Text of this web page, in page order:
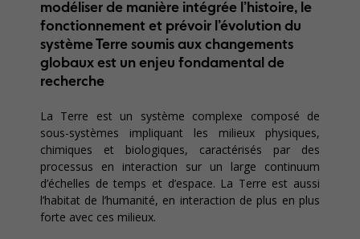
modéliser de manière intégrée l’histoire, le
fonctionnement et prévoir l’évolution du
système Terre soumis aux changements
globaux est un enjeu fondamental de
recherche
La Terre est un système complexe composé de
sous-systèmes impliquant les milieux physiques,
chimiques et biologiques, caractérisés par des
processus en interaction sur un large continuum
d’échelles de temps et d’espace. La Terre est aussi
l’habitat de l’humanité, en interaction de plus en plus
forte avec ces milieux.